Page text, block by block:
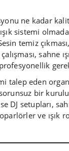
ne kadar
sistemi
temiz çıkması,
sahne
talep eden
bir
DJ setupları,
ve ışık